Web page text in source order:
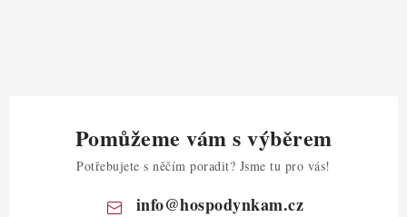
Pomůžeme vám s výběrem
Potřebujete s něčím poradit? Jsme tu pro vás!
info@hospodynkam.cz